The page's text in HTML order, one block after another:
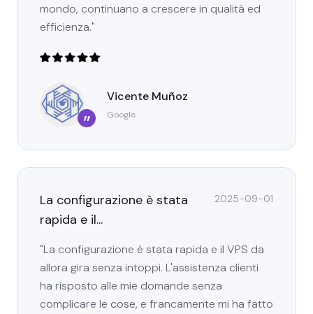
mondo, continuano a crescere in qualità ed
efficienza."
”
Vicente Muñoz
Google
La configurazione è stata
rapida e il...
2025-09-01
"La configurazione è stata rapida e il VPS da
allora gira senza intoppi. L'assistenza clienti
ha risposto alle mie domande senza
complicare le cose, e francamente mi ha fatto